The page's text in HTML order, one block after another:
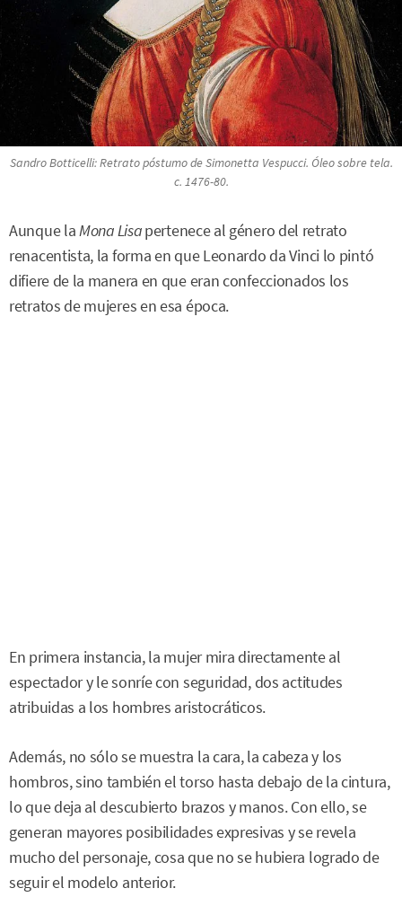
Sandro Botticelli:Retrato póstumo de Simonetta Vespucci. Óleo sobre tela.
c. 1476-80.
Aunque laMona Lisapertenece al género del retrato
renacentista, la forma en que Leonardo da Vinci lo pintó
difiere de la manera en que eran confeccionados los
retratos de mujeres en esa época.
En primera instancia, la mujer mira directamente al
espectador y le sonríe con seguridad, dos actitudes
atribuidas a los hombres aristocráticos.
Además, no sólo se muestra la cara, la cabeza y los
hombros, sino también el torso hasta debajo de la cintura,
lo que deja al descubierto brazos y manos. Con ello, se
generan mayores posibilidades expresivas y se revela
mucho del personaje, cosa que no se hubiera logrado de
seguir el modelo anterior.